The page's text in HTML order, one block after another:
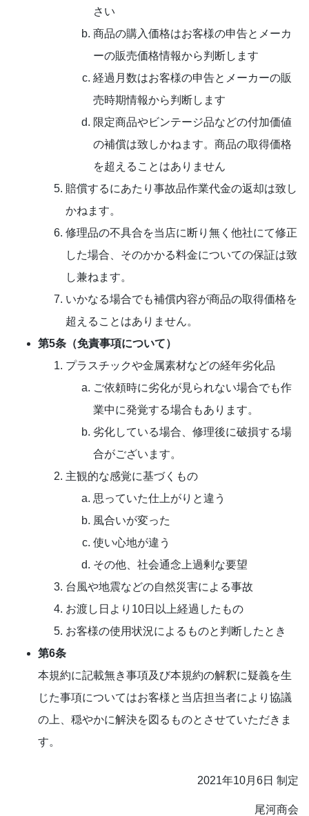
さい
商品の購入価格はお客様の申告とメーカ
ーの販売価格情報から判断します
経過月数はお客様の申告とメーカーの販
売時期情報から判断します
限定商品やビンテージ品などの付加価値
の補償は致しかねます。商品の取得価格
を超えることはありません
賠償するにあたり事故品作業代金の返却は致し
かねます。
修理品の不具合を当店に断り無く他社にて修正
した場合、そのかかる料金についての保証は致
し兼ねます。
いかなる場合でも補償内容が商品の取得価格を
超えることはありません。
第5条（免責事項について）
プラスチックや金属素材などの経年劣化品
ご依頼時に劣化が見られない場合でも作
業中に発覚する場合もあります。
劣化している場合、修理後に破損する場
合がございます。
主観的な感覚に基づくもの
思っていた仕上がりと違う
風合いが変った
使い心地が違う
その他、社会通念上過剰な要望
台風や地震などの自然災害による事故
お渡し日より10日以上経過したもの
お客様の使用状況によるものと判断したとき
第6条
本規約に記載無き事項及び本規約の解釈に疑義を生
じた事項についてはお客様と当店担当者により協議
の上、穏やかに解決を図るものとさせていただきま
す。
2021年10月6日 制定
尾河商会